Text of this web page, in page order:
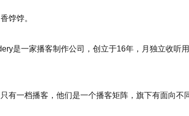
饽饽。
是一家播客制作公司，创立于16年，月独立收听
有一档播客，他们是一个播客矩阵，旗下有面向不